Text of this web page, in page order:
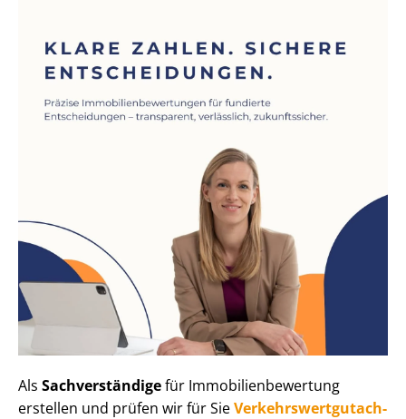
Als Sachverständigefür Im­mo­bi­li­en­be­wer­tung
erstellen und prüfen wir für SieVer­kehrs­wert­gut­ach­